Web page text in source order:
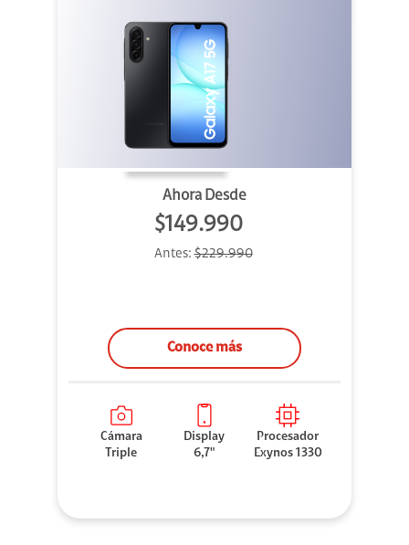
Ahora Desde
$149.990
Antes:$229.990
Conoce más
Cámara
Triple
Display
6,7"
Procesador
Exynos 1330